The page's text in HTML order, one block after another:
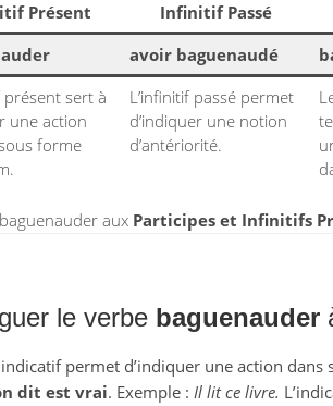
Présent Infinitif Passé
avoir baguenaudé
présent sert à
une action
forme
L’infinitif passé permet
d’indiquer une notion
d’antériorité.
aux Participes et Infinitifs
le verbe baguenauder
permet d’indiquer une action dans
dit est vrai. Exemple : Il lit ce livre.